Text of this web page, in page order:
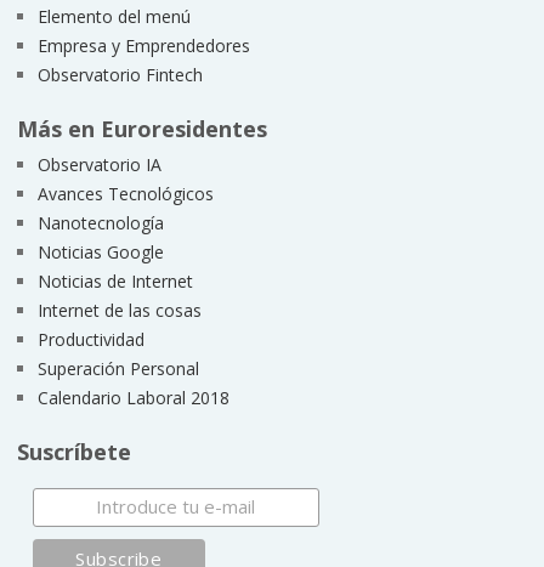
Elemento del menú
Empresa y Emprendedores
Observatorio Fintech
Más en Euroresidentes
Observatorio IA
Avances Tecnológicos
Nanotecnología
Noticias Google
Noticias de Internet
Internet de las cosas
Productividad
Superación Personal
Calendario Laboral 2018
Suscríbete